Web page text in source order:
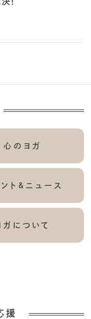
心のヨガ
ト&ニュース
ガについて
援